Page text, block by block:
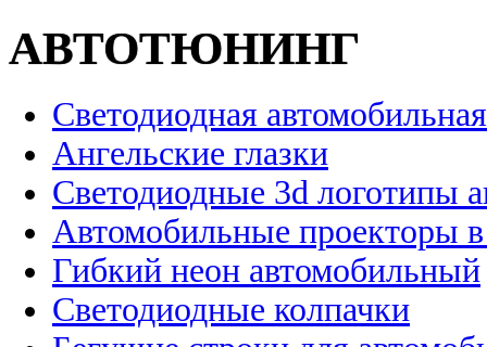
АВТОТЮНИНГ
Светодиодная
Ангельские глазки
Светодиодные 3d логотипы
Автомобильные проекторы
Гибкий неон автомобильный
Светодиодные колпачки